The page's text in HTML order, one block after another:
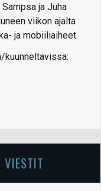
Sampsa ja Juha
viikon ajalta
ja mobiiliaiheet.
VIESTIT